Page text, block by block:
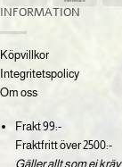
INFORMATION
Köpvillkor
Integritetspolicy
Om oss
Frakt 99:-
Fraktfritt över 2500:-
Gäller allt som ej